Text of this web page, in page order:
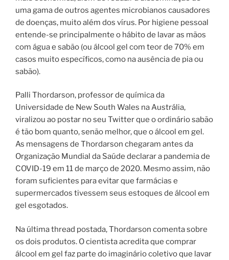
uma gama de outros agentes microbianos causadores
de doenças, muito além dos vírus. Por higiene pessoal
entende-se principalmente o hábito de lavar as mãos
com água e sabão (ou álcool gel com teor de 70% em
casos muito específicos, como na ausência de pia ou
sabão).
Palli Thordarson, professor de química da
Universidade de New South Wales na Austrália,
viralizou ao postar no seu Twitter que o ordinário sabão
é tão bom quanto, senão melhor, que o álcool em gel.
As mensagens de Thordarson chegaram antes da
Organização Mundial da Saúde declarar a pandemia de
COVID-19 em 11 de março de 2020. Mesmo assim, não
foram suficientes para evitar que farmácias e
supermercados tivessem seus estoques de álcool em
gel esgotados.
Na última thread postada, Thordarson comenta sobre
os dois produtos. O cientista acredita que comprar
álcool em gel faz parte do imaginário coletivo que lavar